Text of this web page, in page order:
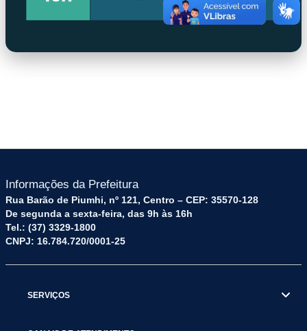
Informações da Prefeitura
Rua Barão de Piumhi, nº 121, Centro – CEP: 35570-128
De segunda a sexta-feira, das 9h às 16h
Tel.: (37) 3329-1800
CNPJ: 16.784.720/0001-25
SERVIÇOS